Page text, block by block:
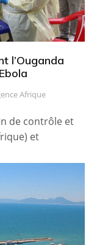
l’Ouganda
Afrique
de contrôle et
et